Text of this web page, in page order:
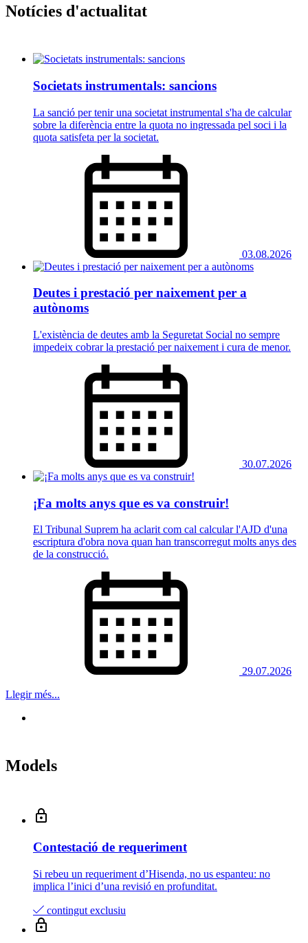
Notícies d'actualitat
Societats instrumentals: sancions
La sanció per tenir una societat instrumental s'ha de calcular
sobre la diferència entre la quota no ingressada pel soci i la
quota satisfeta per la societat.
03.08.2026
Deutes i prestació per naixement per a
autònoms
L'existència de deutes amb la Seguretat Social no sempre
impedeix cobrar la prestació per naixement i cura de menor.
30.07.2026
¡Fa molts anys que es va construir!
El Tribunal Suprem ha aclarit com cal calcular l'AJD d'una
escriptura d'obra nova quan han transcorregut molts anys des
de la construcció.
29.07.2026
Llegir més...
Models
Contestació de requeriment
Si rebeu un requeriment d’Hisenda, no us espanteu: no
implica l’inici d’una revisió en profunditat.
contingut exclusiu